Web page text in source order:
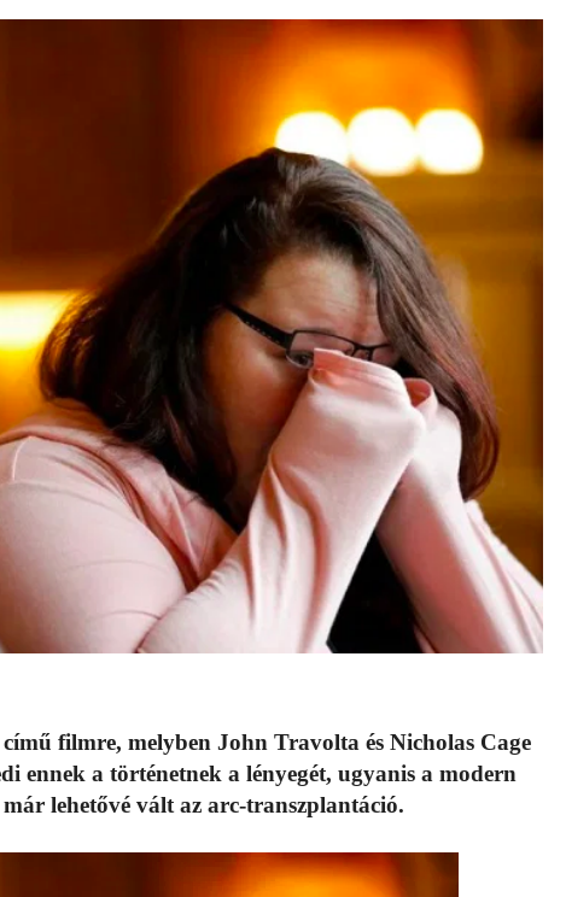
filmre, melyben John Travolta és Nicholas Cage
ennek a történetnek a lényegét, ugyanis a modern
lehetővé vált az arc-transzplantáció.